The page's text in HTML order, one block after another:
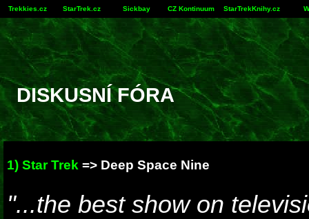
Trekkies.cz StarTrek.cz Sickbay CZ Kontinuum StarTrekKnihy.cz
DISKUSNÍ FÓRA
1) Star Trek => Deep Space Nine
"...the best show on